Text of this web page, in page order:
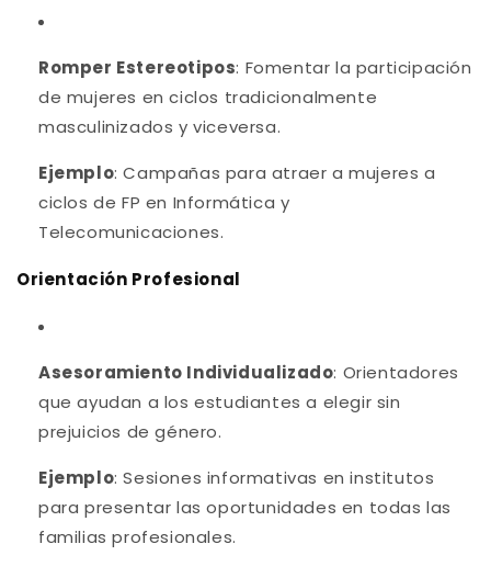
Romper Estereotipos: Fomentar la participación
de mujeres en ciclos tradicionalmente
masculinizados y viceversa.
Ejemplo: Campañas para atraer a mujeres a
ciclos de FP en Informática y
Telecomunicaciones.
Orientación Profesional
Asesoramiento Individualizado: Orientadores
que ayudan a los estudiantes a elegir sin
prejuicios de género.
Ejemplo: Sesiones informativas en institutos
para presentar las oportunidades en todas las
familias profesionales.